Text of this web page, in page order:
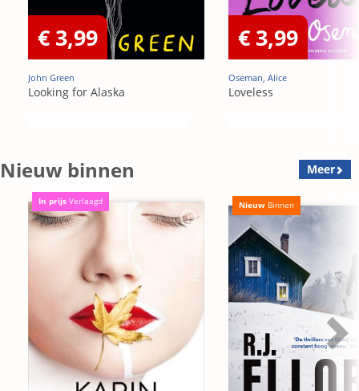
€ 3,99
John Green
Looking for Alaska
€ 3,99
Oseman, Alice
Loveless
Nieuw binnen Meer
In prijs Verlaagd Nieuw Binnen